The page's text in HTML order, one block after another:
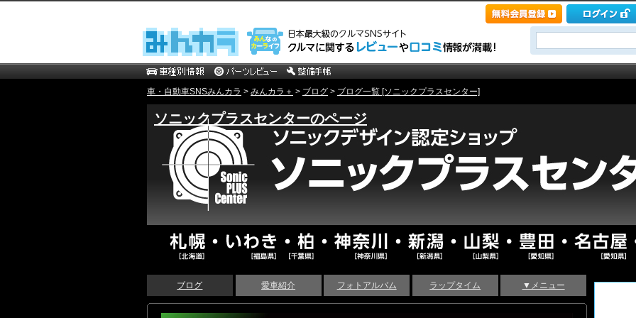
車・自動車SNSみんカラ > みんカラ＋ > ブログ > ブログ一覧 [ソニックプラスセンター]
ソニックプラスセンターのページ
ブログ 愛車紹介 フォトアルバム ラップタイム ▼メニュー